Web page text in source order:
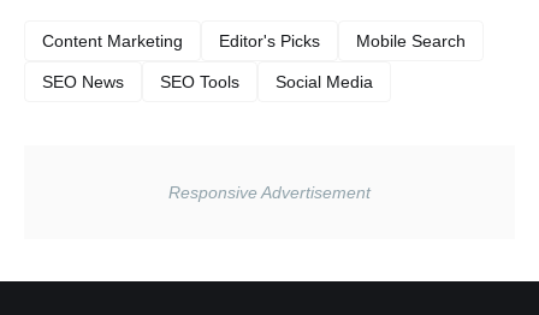
Content Marketing Editor's Picks Mobile Search
SEO News SEO Tools Social Media